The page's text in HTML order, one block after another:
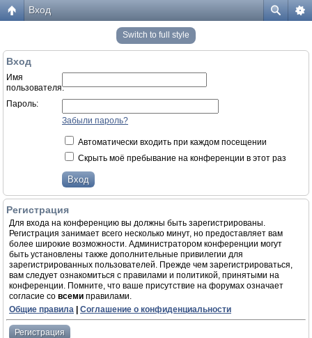
Вход
Switch to full style
Вход
Имя
пользователя:
Пароль:
Забыли пароль?
Автоматически входить при каждом посещении
Скрыть моё пребывание на конференции в этот раз
Регистрация
Для входа на конференцию вы должны быть зарегистрированы.
Регистрация занимает всего несколько минут, но предоставляет вам
более широкие возможности. Администратором конференции могут
быть установлены также дополнительные привилегии для
зарегистрированных пользователей. Прежде чем зарегистрироваться,
вам следует ознакомиться с правилами и политикой, принятыми на
конференции. Помните, что ваше присутствие на форумах означает
согласие со всеми правилами.
Общие правила
Соглашение о конфиденциальности
Регистрация